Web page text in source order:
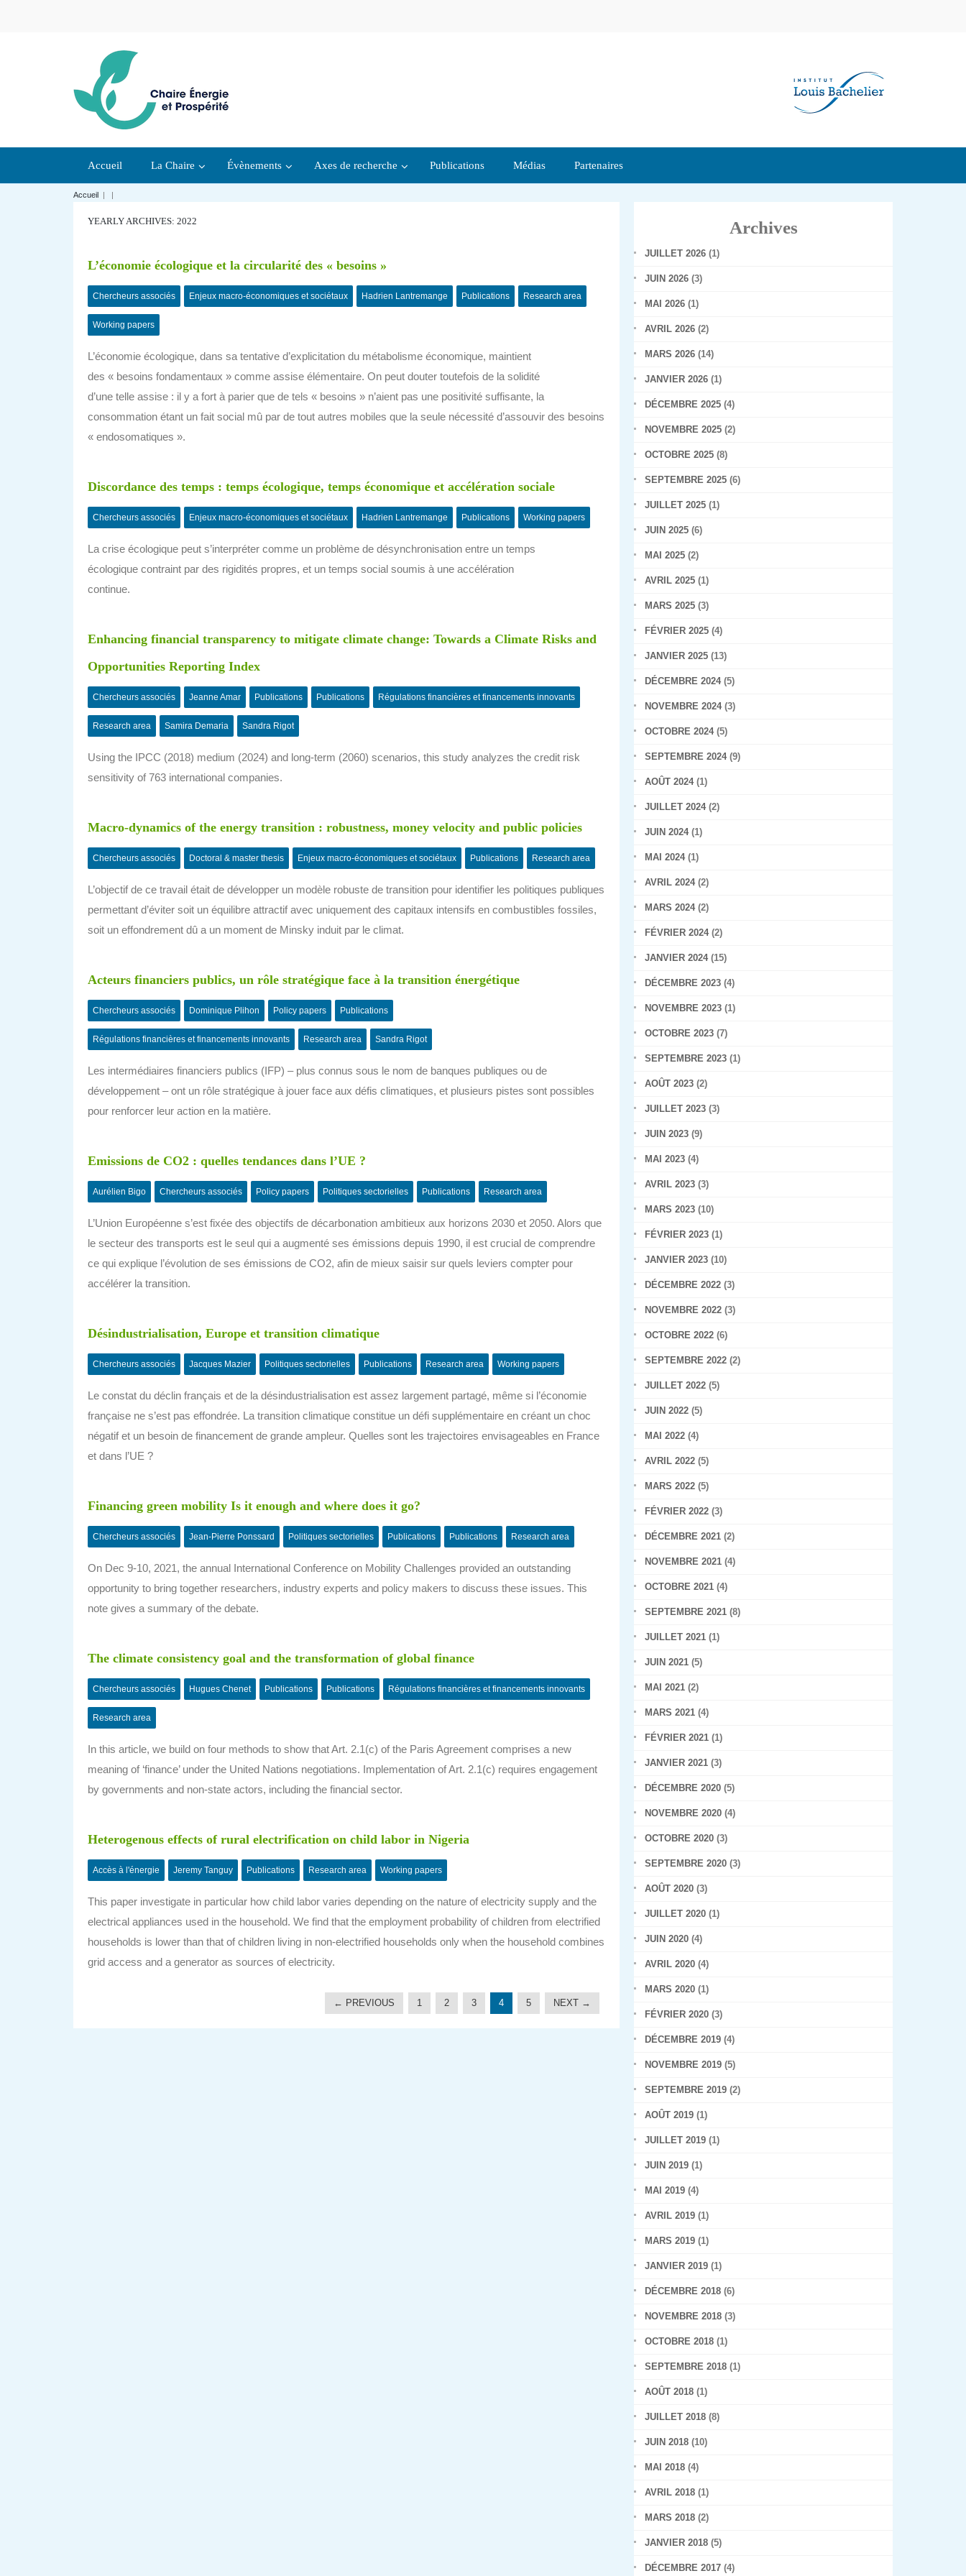
Accueil La Chaire Évènements Axes de recherche Publications Médias Partenaires
Accueil | |
YEARLY ARCHIVES: 2022
L’économie écologique et la circularité des « besoins »
Chercheurs associés Enjeux macro-économiques et sociétaux Hadrien Lantremange Publications Research area
Working papers
L’économie écologique, dans sa tentative d’explicitation du métabolisme économique, maintient
des « besoins fondamentaux » comme assise élémentaire. On peut douter toutefois de la solidité
d’une telle assise : il y a fort à parier que de tels « besoins » n’aient pas une positivité suffisante, la
consommation étant un fait social mû par de tout autres mobiles que la seule nécessité d’assouvir des besoins
« endosomatiques ».
Discordance des temps : temps écologique, temps économique et accélération sociale
Chercheurs associés Enjeux macro-économiques et sociétaux Hadrien Lantremange Publications Working papers
La crise écologique peut s’interpréter comme un problème de désynchronisation entre un temps
écologique contraint par des rigidités propres, et un temps social soumis à une accélération
continue.
Enhancing financial transparency to mitigate climate change: Towards a Climate Risks and
Opportunities Reporting Index
Chercheurs associés Jeanne Amar Publications Publications Régulations financières et financements innovants
Research area Samira Demaria Sandra Rigot
Using the IPCC (2018) medium (2024) and long-term (2060) scenarios, this study analyzes the credit risk
sensitivity of 763 international companies.
Macro-dynamics of the energy transition : robustness, money velocity and public policies
Chercheurs associés Doctoral & master thesis Enjeux macro-économiques et sociétaux Publications Research area
L’objectif de ce travail était de développer un modèle robuste de transition pour identifier les politiques publiques
permettant d’éviter soit un équilibre attractif avec uniquement des capitaux intensifs en combustibles fossiles,
soit un effondrement dû a un moment de Minsky induit par le climat.
Acteurs financiers publics, un rôle stratégique face à la transition énergétique
Chercheurs associés Dominique Plihon Policy papers Publications
Régulations financières et financements innovants Research area Sandra Rigot
Les intermédiaires financiers publics (IFP) – plus connus sous le nom de banques publiques ou de
développement – ont un rôle stratégique à jouer face aux défis climatiques, et plusieurs pistes sont possibles
pour renforcer leur action en la matière.
Emissions de CO2 : quelles tendances dans l’UE ?
Aurélien Bigo Chercheurs associés Policy papers Politiques sectorielles Publications Research area
L’Union Européenne s’est fixée des objectifs de décarbonation ambitieux aux horizons 2030 et 2050. Alors que
le secteur des transports est le seul qui a augmenté ses émissions depuis 1990, il est crucial de comprendre
ce qui explique l’évolution de ses émissions de CO2, afin de mieux saisir sur quels leviers compter pour
accélérer la transition.
Désindustrialisation, Europe et transition climatique
Chercheurs associés Jacques Mazier Politiques sectorielles Publications Research area Working papers
Le constat du déclin français et de la désindustrialisation est assez largement partagé, même si l’économie
française ne s’est pas effondrée. La transition climatique constitue un défi supplémentaire en créant un choc
négatif et un besoin de financement de grande ampleur. Quelles sont les trajectoires envisageables en France
et dans l’UE ?
Financing green mobility Is it enough and where does it go?
Chercheurs associés Jean-Pierre Ponssard Politiques sectorielles Publications Publications Research area
On Dec 9-10, 2021, the annual International Conference on Mobility Challenges provided an outstanding
opportunity to bring together researchers, industry experts and policy makers to discuss these issues. This
note gives a summary of the debate.
The climate consistency goal and the transformation of global finance
Chercheurs associés Hugues Chenet Publications Publications Régulations financières et financements innovants
Research area
In this article, we build on four methods to show that Art. 2.1(c) of the Paris Agreement comprises a new
meaning of ‘finance’ under the United Nations negotiations. Implementation of Art. 2.1(c) requires engagement
by governments and non-state actors, including the financial sector.
Heterogenous effects of rural electrification on child labor in Nigeria
Accès à l'énergie Jeremy Tanguy Publications Research area Working papers
This paper investigate in particular how child labor varies depending on the nature of electricity supply and the
electrical appliances used in the household. We find that the employment probability of children from electrified
households is lower than that of children living in non-electrified households only when the household combines
grid access and a generator as sources of electricity.
← PREVIOUS 1 2 3 4 5 NEXT →
Archives
JUILLET 2026 (1)
JUIN 2026 (3)
MAI 2026 (1)
AVRIL 2026 (2)
MARS 2026 (14)
JANVIER 2026 (1)
DÉCEMBRE 2025 (4)
NOVEMBRE 2025 (2)
OCTOBRE 2025 (8)
SEPTEMBRE 2025 (6)
JUILLET 2025 (1)
JUIN 2025 (6)
MAI 2025 (2)
AVRIL 2025 (1)
MARS 2025 (3)
FÉVRIER 2025 (4)
JANVIER 2025 (13)
DÉCEMBRE 2024(5)
NOVEMBRE 2024(3)
OCTOBRE 2024(5)
SEPTEMBRE 2024(9)
AOÛT 2024(1)
JUILLET 2024(2)
JUIN 2024(1)
MAI 2024(1)
AVRIL 2024(2)
MARS 2024(2)
FÉVRIER 2024(2)
JANVIER 2024(15)
DÉCEMBRE 2023 (4)
NOVEMBRE 2023 (1)
OCTOBRE 2023 (7)
SEPTEMBRE 2023 (1)
AOÛT 2023 (2)
JUILLET 2023 (3)
JUIN 2023 (9)
MAI 2023 (4)
AVRIL 2023 (3)
MARS 2023 (10)
FÉVRIER 2023 (1)
JANVIER 2023 (10)
DÉCEMBRE 2022 (3)
NOVEMBRE 2022 (3)
OCTOBRE 2022 (6)
SEPTEMBRE 2022 (2)
JUILLET 2022 (5)
JUIN 2022 (5)
MAI 2022 (4)
AVRIL 2022 (5)
MARS 2022 (5)
FÉVRIER 2022 (3)
DÉCEMBRE 2021 (2)
NOVEMBRE 2021 (4)
OCTOBRE 2021 (4)
SEPTEMBRE 2021 (8)
JUILLET 2021 (1)
JUIN 2021 (5)
MAI 2021 (2)
MARS 2021 (4)
FÉVRIER 2021 (1)
JANVIER 2021 (3)
DÉCEMBRE 2020 (5)
NOVEMBRE 2020 (4)
OCTOBRE 2020 (3)
SEPTEMBRE 2020 (3)
AOÛT 2020 (3)
JUILLET 2020 (1)
JUIN 2020 (4)
AVRIL 2020 (4)
MARS 2020 (1)
FÉVRIER 2020 (3)
DÉCEMBRE 2019 (4)
NOVEMBRE 2019 (5)
SEPTEMBRE 2019 (2)
AOÛT 2019 (1)
JUILLET 2019 (1)
JUIN 2019 (1)
MAI 2019 (4)
AVRIL 2019 (1)
MARS 2019 (1)
JANVIER 2019 (1)
DÉCEMBRE 2018 (6)
NOVEMBRE 2018 (3)
OCTOBRE 2018 (1)
SEPTEMBRE 2018 (1)
AOÛT 2018 (1)
JUILLET 2018 (8)
JUIN 2018 (10)
MAI 2018 (4)
AVRIL 2018 (1)
MARS 2018 (2)
JANVIER 2018 (5)
DÉCEMBRE 2017 (4)